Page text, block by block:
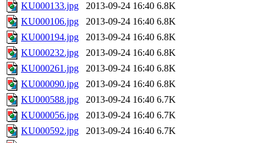
KU000133.jpg
2013-09-24 16:40 6.8K
KU000106.jpg
2013-09-24 16:40 6.8K
KU000194.jpg
2013-09-24 16:40 6.8K
KU000232.jpg
2013-09-24 16:40 6.8K
KU000261.jpg
2013-09-24 16:40 6.8K
KU000090.jpg
2013-09-24 16:40 6.8K
KU000588.jpg
2013-09-24 16:40 6.7K
KU000056.jpg
2013-09-24 16:40 6.7K
KU000592.jpg
2013-09-24 16:40 6.7K